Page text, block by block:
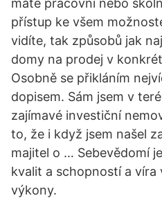
máte pracovní nebo
přístup ke všem
vidíte, tak způsobů jak
domy na prodej v
Osobně se přikláním
dopisem. Sám jsem v
zajímavé investiční
to, že i když jsem našel
majitel o … Sebevědomí
kvalit a schopností a víra
výkony.